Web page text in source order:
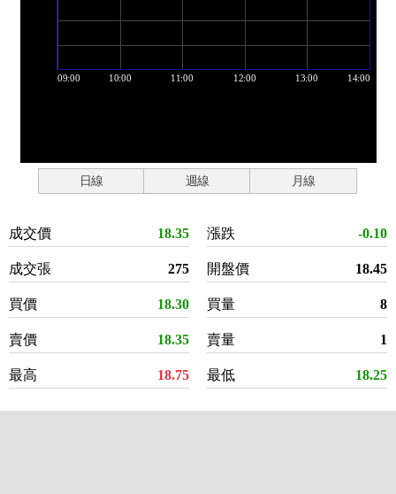
日線 週線 月線
成交價 18.35
成交張 275
買價 18.30
賣價 18.35
最高 18.75
漲跌 -0.10
開盤價 18.45
買量 8
賣量 1
最低 18.25